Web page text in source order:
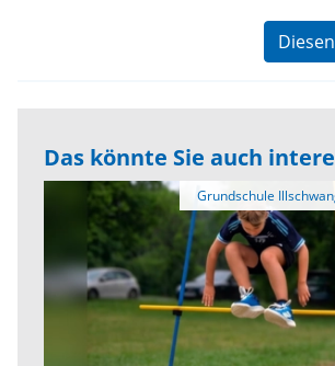
Das könnte Sie auch